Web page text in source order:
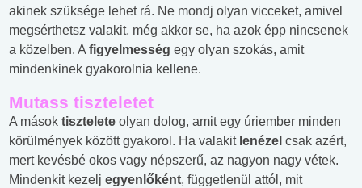
akinek szüksége lehet rá. Ne mondj olyan vicceket, amivel
megsérthetsz valakit, még akkor se, ha azok épp nincsenek
a közelben. A figyelmesség egy olyan szokás, amit
mindenkinek gyakorolnia kellene.
Mutass tiszteletet
A mások tisztelete olyan dolog, amit egy úriember minden
körülmények között gyakorol. Ha valakit lenézel csak azért,
mert kevésbé okos vagy népszerű, az nagyon nagy vétek.
Mindenkit kezelj egyenlőként, függetlenül attól, mit